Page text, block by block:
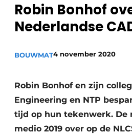
Robin Bonhof
Nederlandse
BOUWMAT4 november 2020
Robin Bonhof en zijn
Engineering en NTP
tijd op hun tekenwerk. De
medio 2019 over op de